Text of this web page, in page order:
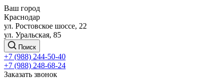
Ваш город
Краснодар
ул. Ростовское шоссе, 22
ул. Уральская, 85
Поиск
+7 (988) 244-50-40
+7 (988) 248-68-24
Заказать звонок